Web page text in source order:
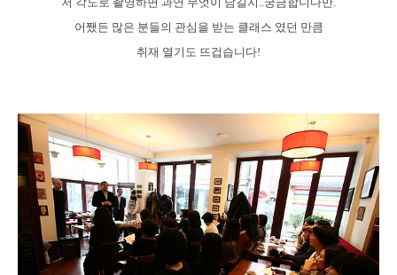
어쨌든 많은 분들의 관심을 받는 클래스 였던 만큼
취재 열기도 뜨겁습니다!